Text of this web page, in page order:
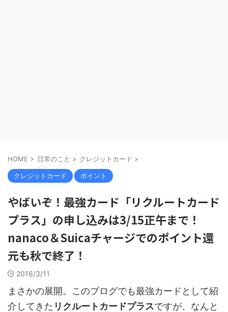
HOME > 日常のこと > クレジットカード >
クレジットカード ポイント
やばいぞ！最強カード「リクルートカード
プラス」の申し込みは3/15正午まで！
nanaco＆Suicaチャージでのポイント還
元も秋で終了！
2016/3/11
まさかの展開。このブログでも最強カードとして紹
介してきた リクルートカードプラスですが、なんと